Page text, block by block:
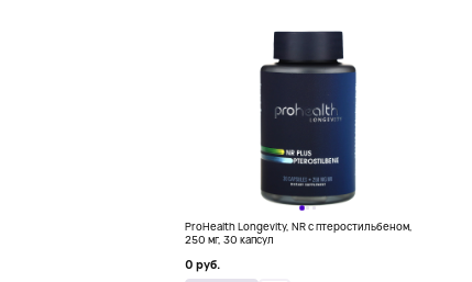
ProHealth Longevity, NR с птеростильбеном,
250 мг, 30 капсул
0 руб.